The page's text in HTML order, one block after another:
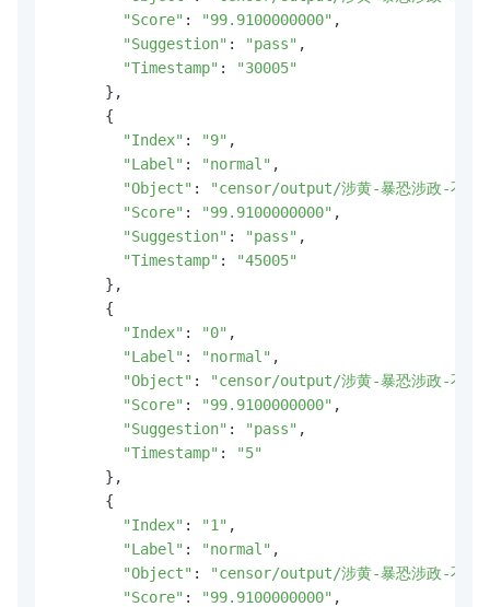
"Score" : "99.9100000000" ,
"Suggestion" : "pass" ,
"Timestamp" :
"30005"
      },
      {
"Index" : "9" ,
"Label" : "normal" ,
"Object" :
"censor/output/涉黄-暴恐涉政-不良
"Score" : "99.9100000000" ,
"Suggestion" : "pass" ,
"Timestamp" :
"45005"
      },
      {
"Index" : "0" ,
"Label" : "normal" ,
"Object" :
"censor/output/涉黄-暴恐涉政-不良
"Score" : "99.9100000000" ,
"Suggestion" : "pass" ,
"Timestamp" :
"5"
      },
      {
"Index" : "1" ,
"Label" : "normal" ,
"Object" :
"censor/output/涉黄-暴恐涉政-不良
"Score" : "99.9100000000" ,